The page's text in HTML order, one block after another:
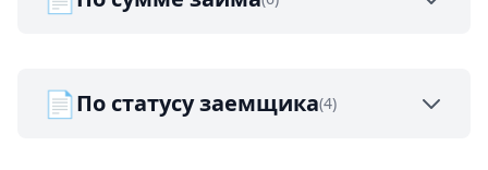
📄По статусу заемщика(4)